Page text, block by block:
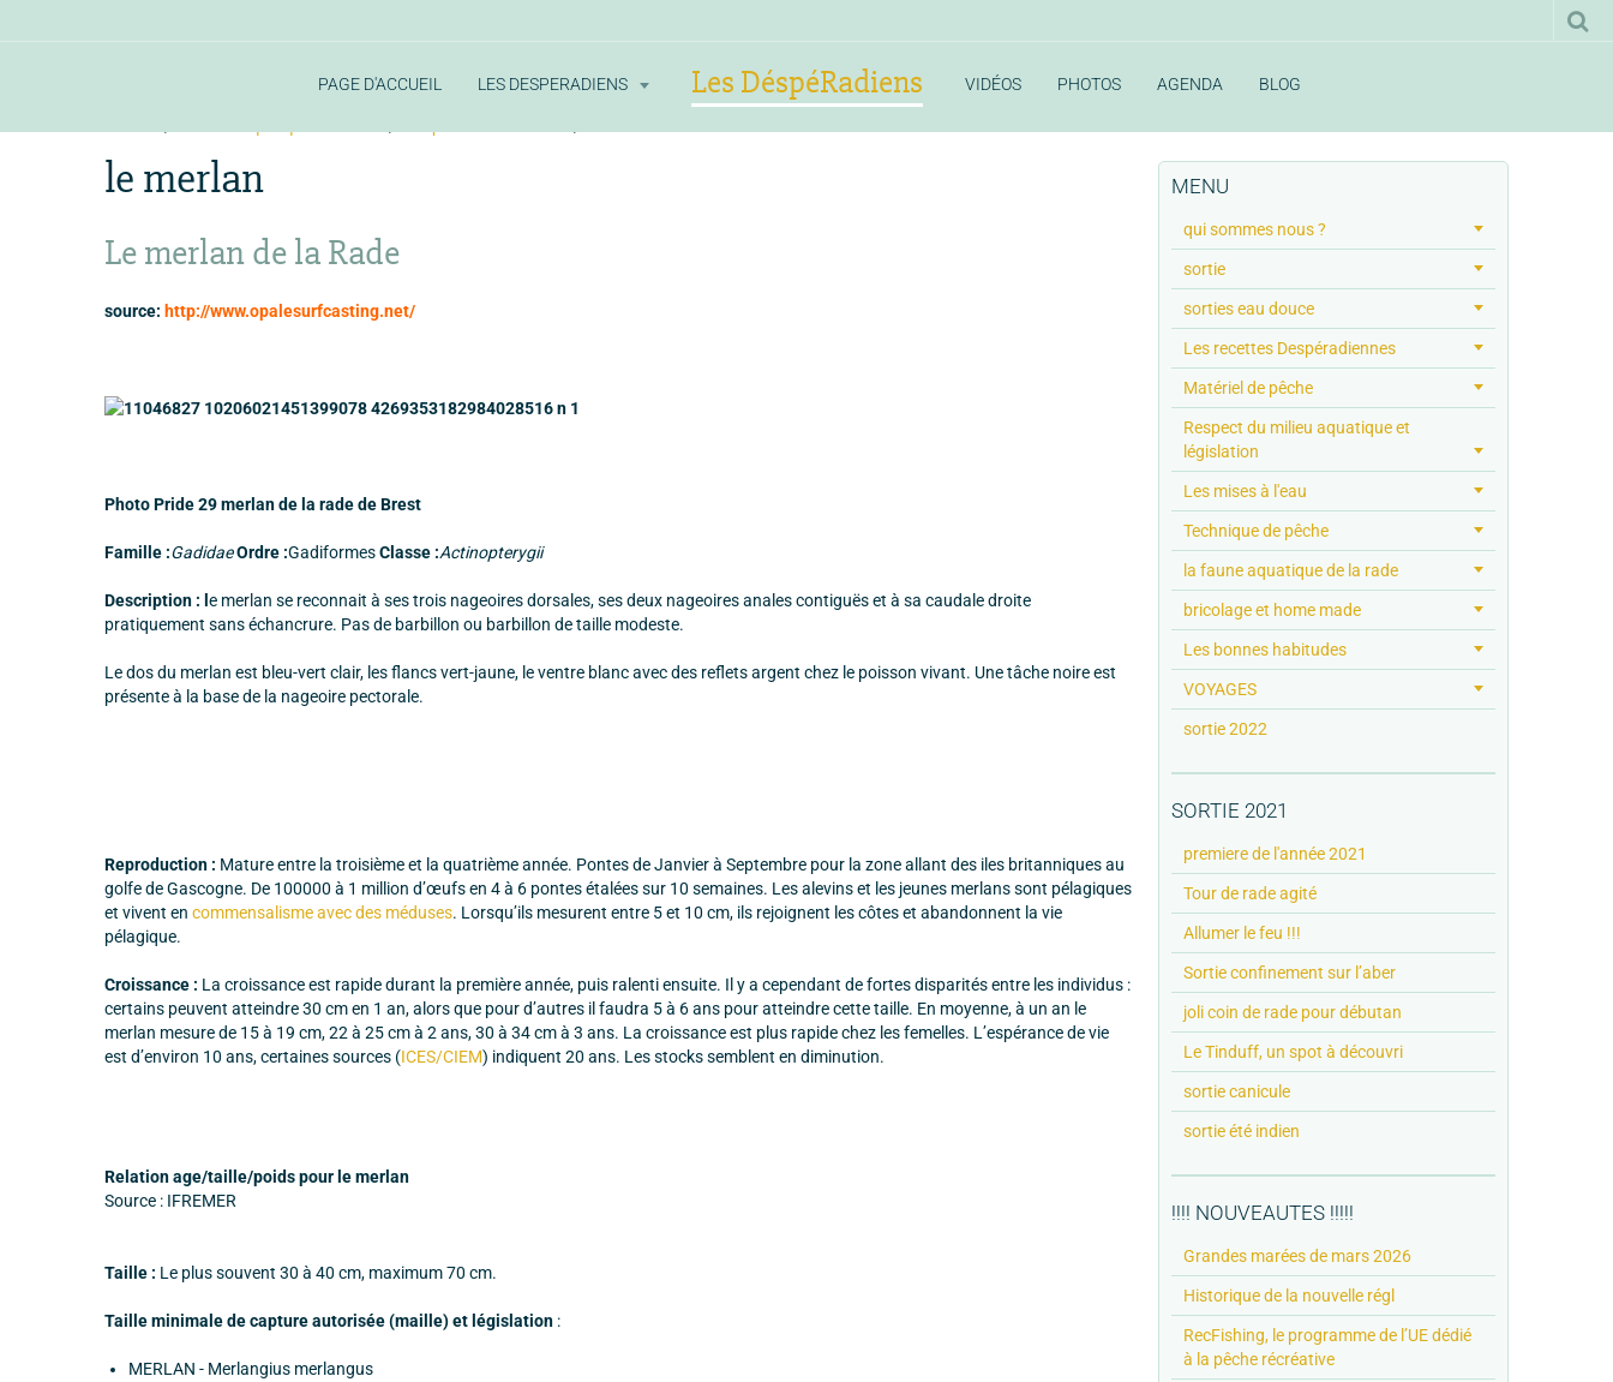
PAGE D'ACCUEIL LES DESPERADIENS Les DéspéRadiens VIDÉOS PHOTOS AGENDA BLOG
le merlan
Le merlan de la Rade
source: http://www.opalesurfcasting.net/
Photo Pride 29 merlan de la rade de Brest
Famille :GadidaeOrdre :GadiformesClasse :Actinopterygii
Description : l e merlan se reconnait à ses trois nageoires dorsales, ses deux nageoires anales contiguës et à sa caudale droite
pratiquement sans échancrure. Pas de barbillon ou barbillon de taille modeste.
Le dos du merlan est bleu-vert clair, les flancs vert-jaune, le ventre blanc avec des reflets argent chez le poisson vivant. Une tâche noire est
présente à la base de la nageoire pectorale.
Reproduction : Mature entre la troisième et la quatrième année. Pontes de Janvier à Septembre pour la zone allant des iles britanniques au
golfe de Gascogne. De 100000 à 1 million d’œufs en 4 à 6 pontes étalées sur 10 semaines. Les alevins et les jeunes merlans sont pélagiques
et vivent en commensalisme avec des méduses. Lorsqu’ils mesurent entre 5 et 10 cm, ils rejoignent les côtes et abandonnent la vie
pélagique.
Croissance : La croissance est rapide durant la première année, puis ralenti ensuite. Il y a cependant de fortes disparités entre les individus :
certains peuvent atteindre 30 cm en 1 an, alors que pour d’autres il faudra 5 à 6 ans pour atteindre cette taille. En moyenne, à un an le
merlan mesure de 15 à 19 cm, 22 à 25 cm à 2 ans, 30 à 34 cm à 3 ans. La croissance est plus rapide chez les femelles. L’espérance de vie
est d’environ 10 ans, certaines sources (ICES/CIEM) indiquent 20 ans. Les stocks semblent en diminution.
Relation age/taille/poids pour le merlan
Source : IFREMER
Taille : Le plus souvent 30 à 40 cm, maximum 70 cm.
Taille minimale de capture autorisée (maille) et législation :
MERLAN - Merlangius merlangus
MENU
qui sommes nous ?
sortie
sorties eau douce
Les recettes Despéradiennes
Matériel de pêche
Respect du milieu aquatique et
législation
Les mises à l'eau
Technique de pêche
la faune aquatique de la rade
bricolage et home made
Les bonnes habitudes
VOYAGES
sortie 2022
SORTIE 2021
premiere de l'année 2021
Tour de rade agité
Allumer le feu !!!
Sortie confinement sur l’aber
joli coin de rade pour débutan
Le Tinduff, un spot à découvri
sortie canicule
sortie été indien
!!!! NOUVEAUTES !!!!!
Grandes marées de mars 2026
Historique de la nouvelle régl
RecFishing, le programme de l’UE dédié
à la pêche récréative